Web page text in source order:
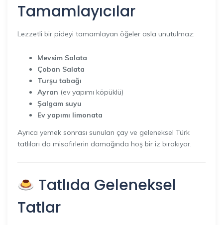
Tamamlayıcılar
Lezzetli bir pideyi tamamlayan öğeler asla unutulmaz:
Mevsim Salata
Çoban Salata
Turşu tabağı
Ayran (ev yapımı köpüklü)
Şalgam suyu
Ev yapımı limonata
Ayrıca yemek sonrası sunulan çay ve geleneksel Türk
tatlıları da misafirlerin damağında hoş bir iz bırakıyor.
Tatlıda Geleneksel
Tatlar